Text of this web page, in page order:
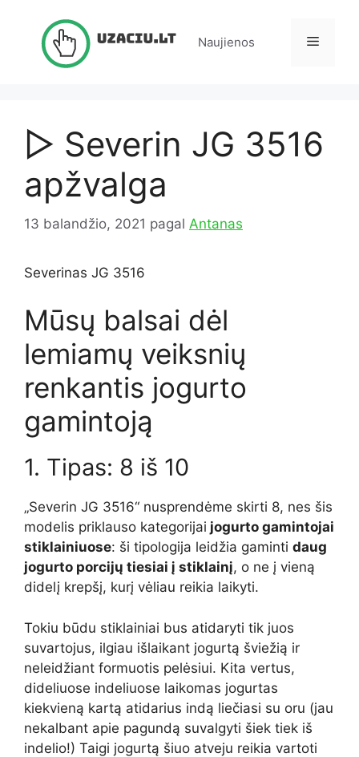
Naujienos Meniu
▷ Severin JG 3516
apžvalga
13 balandžio, 2021 pagal Antanas
Severinas JG 3516
Mūsų balsai dėl
lemiamų veiksnių
renkantis jogurto
gamintoją
1. Tipas: 8 iš 10
„Severin JG 3516“ nusprendėme skirti 8, nes šis
modelis priklauso kategorijai jogurto gamintojai
stiklainiuose: ši tipologija leidžia gaminti daug
jogurto porcijų tiesiai į stiklainį, o ne į vieną
didelį krepšį, kurį vėliau reikia laikyti.
Tokiu būdu stiklainiai bus atidaryti tik juos
suvartojus, ilgiau išlaikant jogurtą šviežią ir
neleidžiant formuotis pelėsiui. Kita vertus,
dideliuose indeliuose laikomas jogurtas
kiekvieną kartą atidarius indą liečiasi su oru (jau
nekalbant apie pagundą suvalgyti šiek tiek iš
indelio!) Taigi jogurtą šiuo atveju reikia vartoti